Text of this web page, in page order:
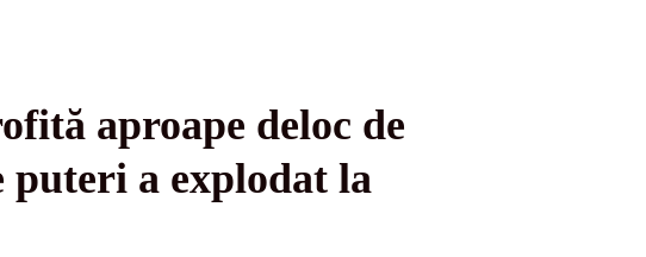
aproape deloc de
puteri a explodat la